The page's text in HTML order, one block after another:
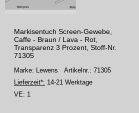
Markisentuch Screen-Gewebe,
Caffe - Braun / Lava - Rot,
Transparenz 3 Prozent, Stoff-Nr.
71305
Marke: Lewens Artikelnr.: 71305
Lieferzeit*: 14-21 Werktage
VE: 1